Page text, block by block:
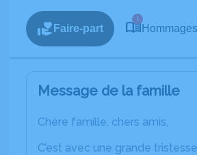
Faire-part
1
Hommages
Message de la famille
Chère famille, chers amis,
C’est avec une grande